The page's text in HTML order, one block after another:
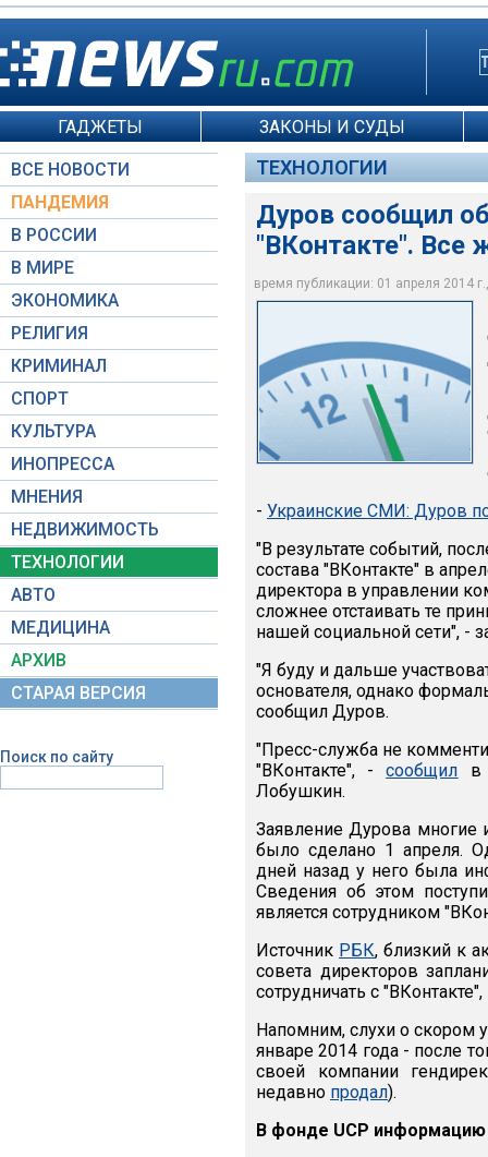
ГАДЖЕТЫ ЗАКОНЫ И СУДЫ
ВСЕ НОВОСТИ
ПАНДЕМИЯ
В РОССИИ
В МИРЕ
ЭКОНОМИКА
РЕЛИГИЯ
КРИМИНАЛ
СПОРТ
КУЛЬТУРА
ИНОПРЕССА
МНЕНИЯ
НЕДВИЖИМОСТЬ
ТЕХНОЛОГИИ
АВТО
МЕДИЦИНА
АРХИВ
СТАРАЯ ВЕРСИЯ
Поиск по сайту
ТЕХНОЛОГИИ
Дуров сообщил
"ВКонтакте". Все
время публикации: 01 апреля 2014
© РИА Новости /
- Украинские СМИ: Дуров
"В результате событий,
состава "ВКонтакте" в
директора в управлении
сложнее отстаивать те
нашей социальной сети", -
"Я буду и дальше
основателя, однако
сообщил Дуров.
"Пресс-служба не
"ВКонтакте", -сообщил в
Лобушкин.
Заявление Дурова многие
было сделано 1 апреля.
дней назад у него была
Сведения об этом
является сотрудником
Источник РБК, близкий к
совета директоров
сотрудничать с
Напомним, слухи о скором
январе 2014 года - после
своей компании
недавно продал).
В фонде UCP информацию